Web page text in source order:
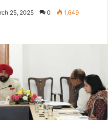
25, 2025 0 1,649